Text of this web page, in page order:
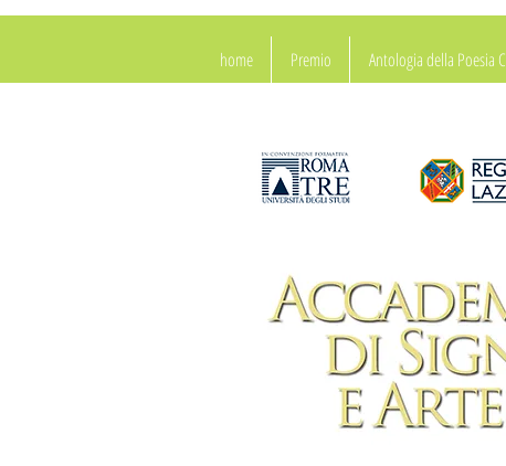
home Premio Antologia della Poesia